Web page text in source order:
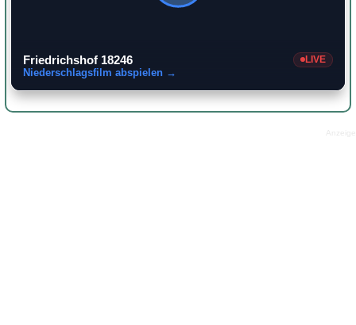
Friedrichshof 18246 LIVE
Niederschlagsfilm abspielen →